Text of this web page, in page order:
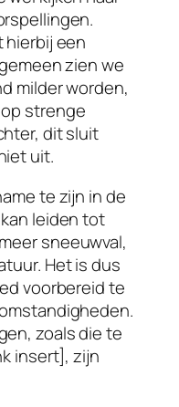
hierbij een
zien we
milder worden,
strenge
dit sluit
uit.
te zijn in de
leiden tot
sneeuwval,
Het is dus
voorbereid te
zoals die te
insert], zijn